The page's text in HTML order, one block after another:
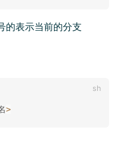
的表示当前的分支
>